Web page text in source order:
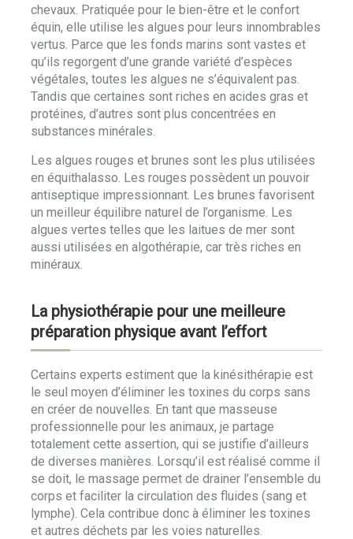
chevaux. Pratiquée pour le bien-être et le confort
équin, elle utilise les algues pour leurs innombrables
vertus. Parce que les fonds marins sont vastes et
qu’ils regorgent d’une grande variété d’espèces
végétales, toutes les algues ne s’équivalent pas.
Tandis que certaines sont riches en acides gras et
protéines, d’autres sont plus concentrées en
substances minérales.
Les algues rouges et brunes sont les plus utilisées
en équithalasso. Les rouges possèdent un pouvoir
antiseptique impressionnant. Les brunes favorisent
un meilleur équilibre naturel de l’organisme. Les
algues vertes telles que les laitues de mer sont
aussi utilisées en algothérapie, car très riches en
minéraux.
La physiothérapie pour une meilleure
préparation physique avant l’effort
Certains experts estiment que la kinésithérapie est
le seul moyen d’éliminer les toxines du corps sans
en créer de nouvelles. En tant que masseuse
professionnelle pour les animaux, je partage
totalement cette assertion, qui se justifie d’ailleurs
de diverses manières. Lorsqu’il est réalisé comme il
se doit, le massage permet de drainer l’ensemble du
corps et faciliter la circulation des fluides (sang et
lymphe). Cela contribue donc à éliminer les toxines
et autres déchets par les voies naturelles.